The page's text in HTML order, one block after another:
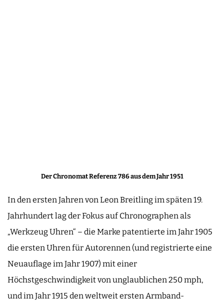
Der Chronomat Referenz 786 aus dem Jahr 1951
In den ersten Jahren von Leon Breitling im späten 19.
Jahrhundert lag der Fokus auf Chronographen als
„Werkzeug Uhren“ – die Marke patentierte im Jahr 1905
die ersten Uhren für Autorennen (und registrierte eine
Neuauflage im Jahr 1907) mit einer
Höchstgeschwindigkeit von unglaublichen 250 mph,
und im Jahr 1915 den weltweit ersten Armband-